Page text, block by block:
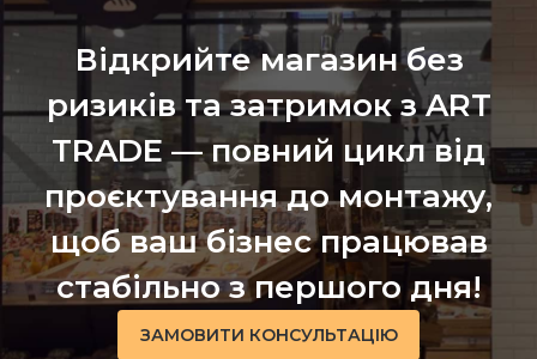
Відкрийте магазин без
ризиків та затримок з ART
TRADE — повний цикл від
проєктування до монтажу,
щоб ваш бізнес працював
стабільно з першого дня!
ЗАМОВИТИ КОНСУЛЬТАЦІЮ